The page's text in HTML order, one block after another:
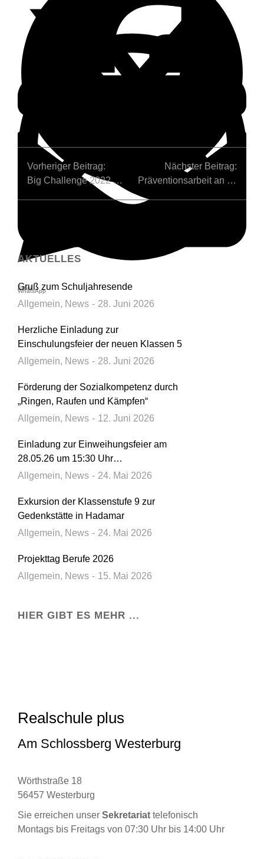
Facebook
X
WhatsApp
Email
Vorheriger Beitrag:
Big Challenge 2022 – WE ARE THE BEST – Überdurchschnittlich gute Ergebnisse beim Englischwettbewerb
Nächster Beitrag:
Präventionsarbeit an unserer Realschule: Gewalt, Aggression und Rassismus – nicht mit uns!
AKTUELLES
Gruß zum Schuljahresende
Allgemein, News 28. Juni 2026
Herzliche Einladung zur
Einschulungsfeier der neuen Klassen 5
Allgemein, News 28. Juni 2026
Förderung der Sozialkompetenz durch
„Ringen, Raufen und Kämpfen“
Allgemein, News 12. Juni 2026
Einladung zur Einweihungsfeier am
28.05.26 um 15:30 Uhr…
Allgemein, News 24. Mai 2026
Exkursion der Klassenstufe 9 zur
Gedenkstätte in Hadamar
Allgemein, News 24. Mai 2026
Projekttag Berufe 2026
Allgemein, News 15. Mai 2026
HIER GIBT ES MEHR ...
Realschule plus
Am Schlossberg Westerburg
Wörthstraße 18
56457 Westerburg
Sie erreichen unser Sekretariat telefonisch
Montags bis Freitags von 07:30 Uhr bis 14:00 Uhr